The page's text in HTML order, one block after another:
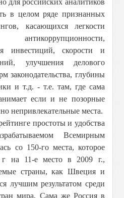
для российских аналитиков
в целом ряде признанных
касающихся легкости
инвестиций, скорости и
улучшения делового
законодательства, глубины
и т.д. - т.е. там, где сама
если и не позорные
непривлекательные места.
простоты и удобства
Всемирным
со 150-го места, которое
на 11-е место в 2009 г.,
страны, как Швеция и
лучшим результатом среди
мира. Сама же Россия в